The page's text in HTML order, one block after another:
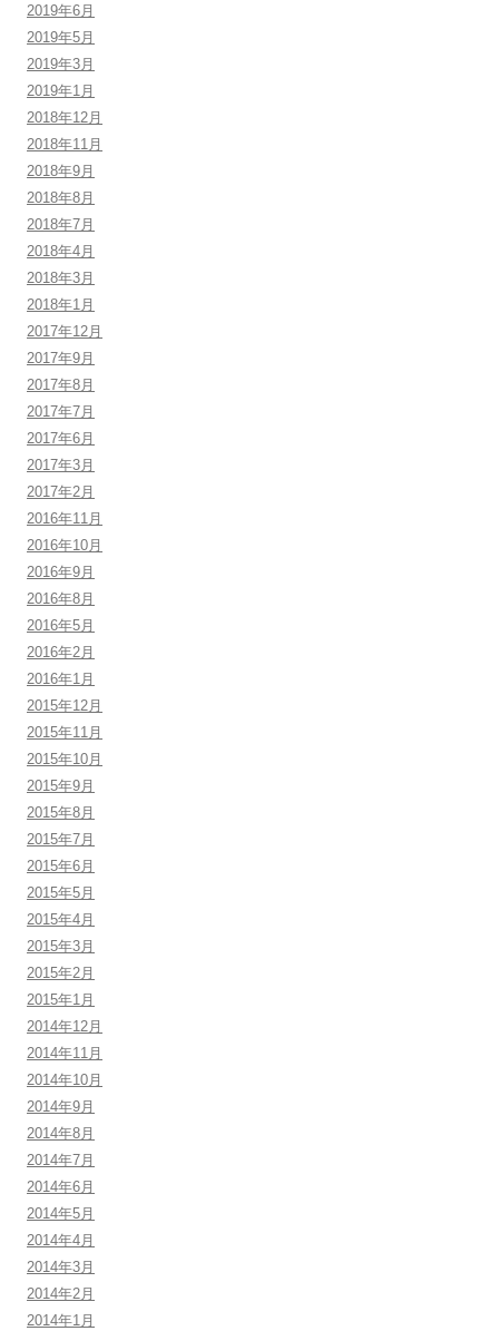
2019年6月
2019年5月
2019年3月
2019年1月
2018年12月
2018年11月
2018年9月
2018年8月
2018年7月
2018年4月
2018年3月
2018年1月
2017年12月
2017年9月
2017年8月
2017年7月
2017年6月
2017年3月
2017年2月
2016年11月
2016年10月
2016年9月
2016年8月
2016年5月
2016年2月
2016年1月
2015年12月
2015年11月
2015年10月
2015年9月
2015年8月
2015年7月
2015年6月
2015年5月
2015年4月
2015年3月
2015年2月
2015年1月
2014年12月
2014年11月
2014年10月
2014年9月
2014年8月
2014年7月
2014年6月
2014年5月
2014年4月
2014年3月
2014年2月
2014年1月